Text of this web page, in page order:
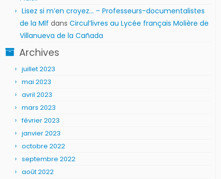
Lisez si m’en croyez… – Professeurs-documentalistes
de la Mlf dans Circul’livres au Lycée français Molière de
Villanueva de la Cañada
Archives
juillet 2023
mai 2023
avril 2023
mars 2023
février 2023
janvier 2023
octobre 2022
septembre 2022
août 2022